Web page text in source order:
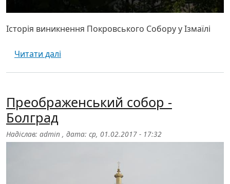
Історія виникнення Покровського Собору у Ізмаїлі
Читати далі
Преображенський собор -
Болград
Надіслав: admin , дата: ср, 01.02.2017 - 17:32